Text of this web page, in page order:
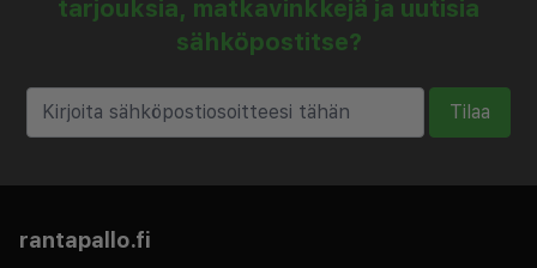
tarjouksia, matkavinkkejä ja uutisia
sähköpostitse?
Tilaa
rantapallo.fi